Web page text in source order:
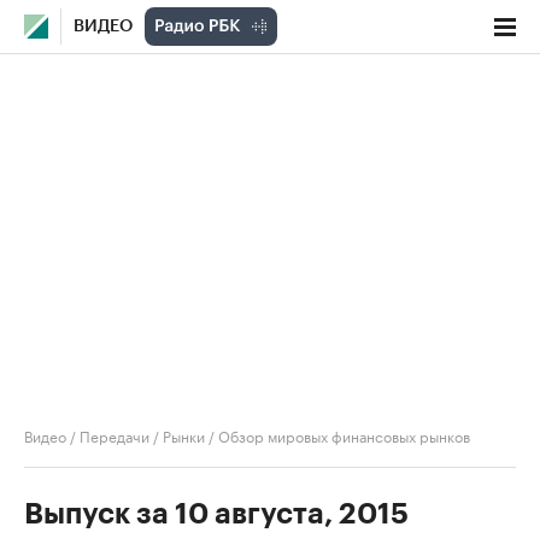
ВИДЕО
Видео / Передачи / Рынки /Обзор мировых финансовых рынков
Выпуск за 10 августа, 2015